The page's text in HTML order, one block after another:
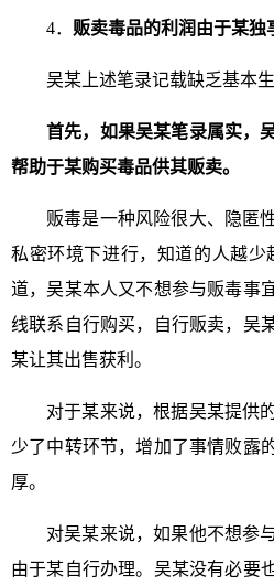
4． 贩卖毒品的利润由于某
吴某上述笔录记载缺乏基本
首先，如果吴某笔录属实，
帮助于某购买毒品供其贩卖。
贩毒是一种风险很大、隐匿
私密环境下进行，知道的人越
道，吴某本人又不想参与贩毒事
线联系自行购买，自行贩卖，吴
某让其出售获利。
对于某来说，根据吴某提供
少了中转环节，增加了事情败露
厚。
对吴某来说，如果他不想参
由于某自行办理。吴某没有必要